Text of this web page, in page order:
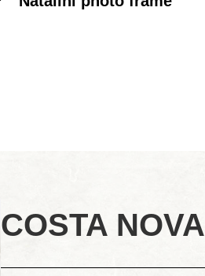
COSTA NOVA